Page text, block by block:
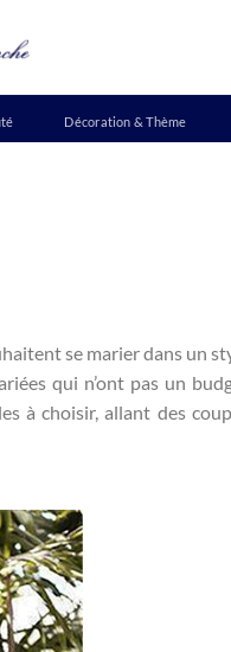
Décoration & Thème
se marier dans un
qui n’ont pas un
à choisir, allant des